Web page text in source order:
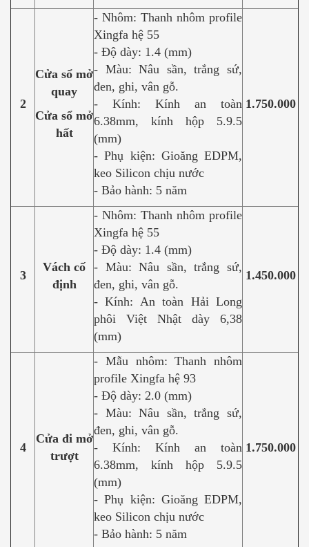
2
Cửa sổ mở
quay
Cửa sổ mở
hất
- Nhôm: Thanh nhôm profile
Xingfa hệ 55
- Độ dày: 1.4 (mm)
- Màu: Nâu sần, trắng sứ,
đen, ghi, vân gỗ.
- Kính: Kính an toàn
6.38mm, kính hộp 5.9.5
(mm)
- Phụ kiện: Gioăng EDPM,
keo Silicon chịu nước
- Bảo hành: 5 năm
1.750.000
3
Vách cố
định
- Nhôm: Thanh nhôm profile
Xingfa hệ 55
- Độ dày: 1.4 (mm)
- Màu: Nâu sần, trắng sứ,
đen, ghi, vân gỗ.
- Kính: An toàn Hải Long
phôi Việt Nhật dày 6,38
(mm)
1.450.000
4
Cửa đi mở
trượt
- Mẫu nhôm: Thanh nhôm
profile Xingfa hệ 93
- Độ dày: 2.0 (mm)
- Màu: Nâu sần, trắng sứ,
đen, ghi, vân gỗ.
- Kính: Kính an toàn
6.38mm, kính hộp 5.9.5
(mm)
- Phụ kiện: Gioăng EDPM,
keo Silicon chịu nước
- Bảo hành: 5 năm
1.750.000